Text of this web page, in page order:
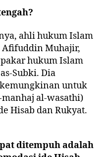
ahli hukum Islam
Muhajir,
hukum Islam
Subki. Dia
untuk
al-wasathi)
Hisab dan Rukyat.
ditempuh adalah